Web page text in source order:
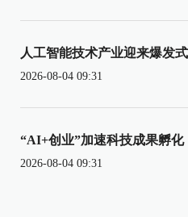
人工智能技术产业迎来爆发
2026-08-04 09:31
“AI+创业”加速科技成果孵化
2026-08-04 09:31